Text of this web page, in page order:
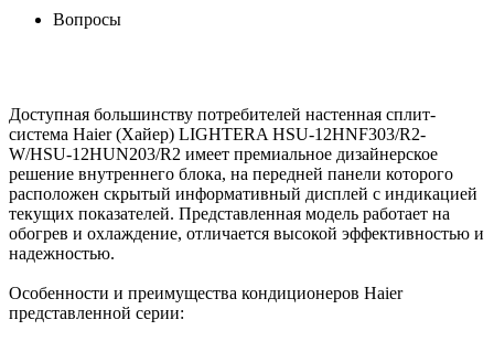
Вопросы
Доступная большинству потребителей настенная сплит-
система Haier (Хайер) LIGHTERA HSU-12HNF303/R2-
W/HSU-12HUN203/R2 имеет премиальное дизайнерское
решение внутреннего блока, на передней панели которого
расположен скрытый информативный дисплей с индикацией
текущих показателей. Представленная модель работает на
обогрев и охлаждение, отличается высокой эффективностью и
надежностью.
Особенности и преимущества кондиционеров Haier
представленной серии: